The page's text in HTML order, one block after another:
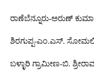
ರಾಣೆಬೆನ್ನೂರು-ಅರುಣ್
ಶಿರಗುಪ್ಪ-ಎಂ.ಎಸ್.
ಬಳ್ಳಾರಿ ಗ್ರಾಮೀಣ-ಬಿ.